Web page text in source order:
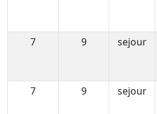
7
9 sejour
7
9 sejour